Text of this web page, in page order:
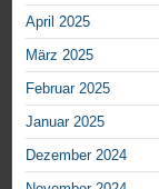
April 2025
März 2025
Februar 2025
Januar 2025
Dezember 2024